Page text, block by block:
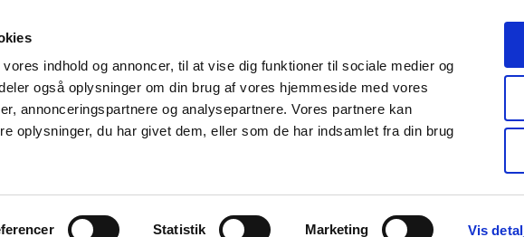
indhold og annoncer, til at vise dig funktioner til sociale medier og
også oplysninger om din brug af vores hjemmeside med vores
annonceringspartnere og analysepartnere. Vores partnere kan
oplysninger, du har givet dem, eller som de har indsamlet fra din brug
Statistik Marketing Vis
Nyheder Om os Kontakt Udgivelser
Tilskud og
Apoteker og salg af
Medicinsk
Særlige